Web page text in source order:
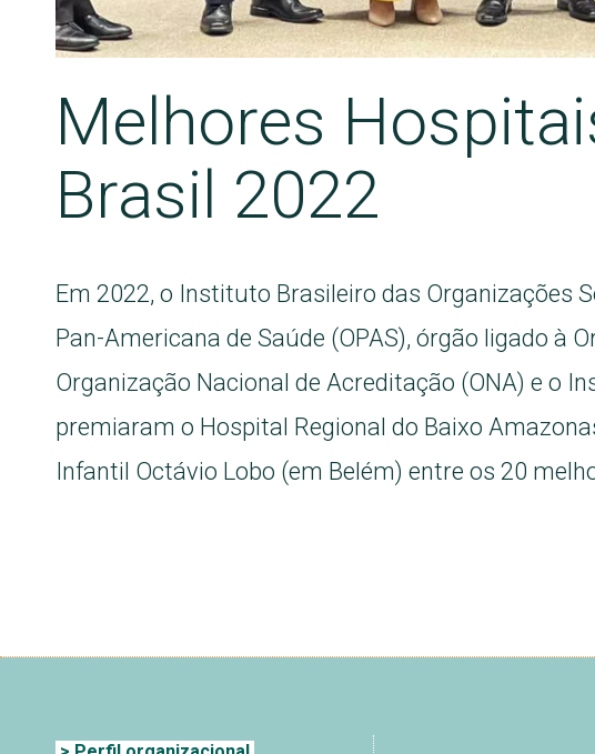
Melhores
Brasil 2022
Em 2022, o Instituto Brasileiro das Organizações
Pan-Americana de Saúde (OPAS), órgão ligado à
Organização Nacional de Acreditação (ONA) e o
premiaram o Hospital Regional do Baixo
Infantil Octávio Lobo (em Belém) entre os 20